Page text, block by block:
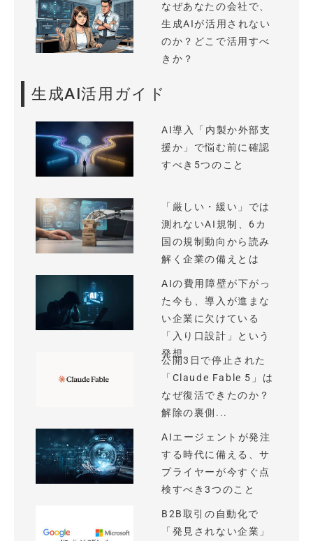
なぜあなたの会社で、
生成AIが活用されない
のか？どこで活用すべ
きか？
生成AI活用ガイド
AI導入「内製か外部支
援か」で悩む前に確認
すべき5つのこと
「厳しい・緩い」では
測れないAI規制、6カ
国の規制動向から読み
解く企業の備えとは
AIの費用障壁が下がっ
た今も、導入が進まな
い企業に欠けている
「入り口設計」という
発想
公開3日で停止された
「Claude Fable 5」は
なぜ復活できたのか？
解除の裏側...
AIエージェントが発注
する時代に備える、サ
プライヤーが今すぐ点
検すべき3つのこと
B2B取引の自動化で
「発見されない企業」